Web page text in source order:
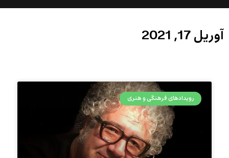
آوریل 17, 2021
رویدادهای فرهنگی و هنری